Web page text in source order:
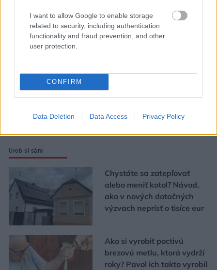
I want to allow Google to enable storage
related to security, including authentication
functionality and fraud prevention, and other
user protection.
CONFIRM
Data Deletion Data Access Privacy Policy
Veľký posun v príprave
tunela Karpaty: NDS hľadá
zhotoviteľa projektovej
dlažba. Nádvorie Pistoriho
energiu
Urob si sám
Chystáte sa zatepľovať
alebo meniť kotol? Návod,
ako v nových dotačných
výzvach neprísť o tisíce eur
Ako si vyrobiť poctivú
brezovú metlu, ktorá vydrží
roky? Pavol ich takto vyrobil